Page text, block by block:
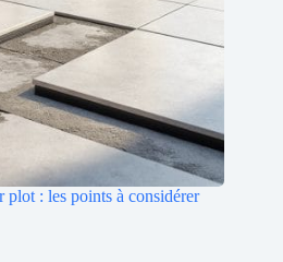
plot : les points à considérer